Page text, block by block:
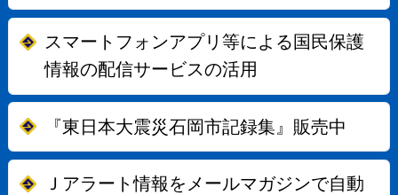
スマートフォンアプリ等による国民保護
情報の配信サービスの活用
『東日本大震災石岡市記録集』販売中
Ｊアラート情報をメールマガジンで自動